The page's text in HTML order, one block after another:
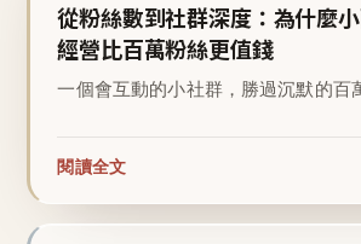
從粉絲數到社群深度：為什麼
經營比百萬粉絲更值錢
一個會互動的小社群，勝過沉默的百
閱讀全文